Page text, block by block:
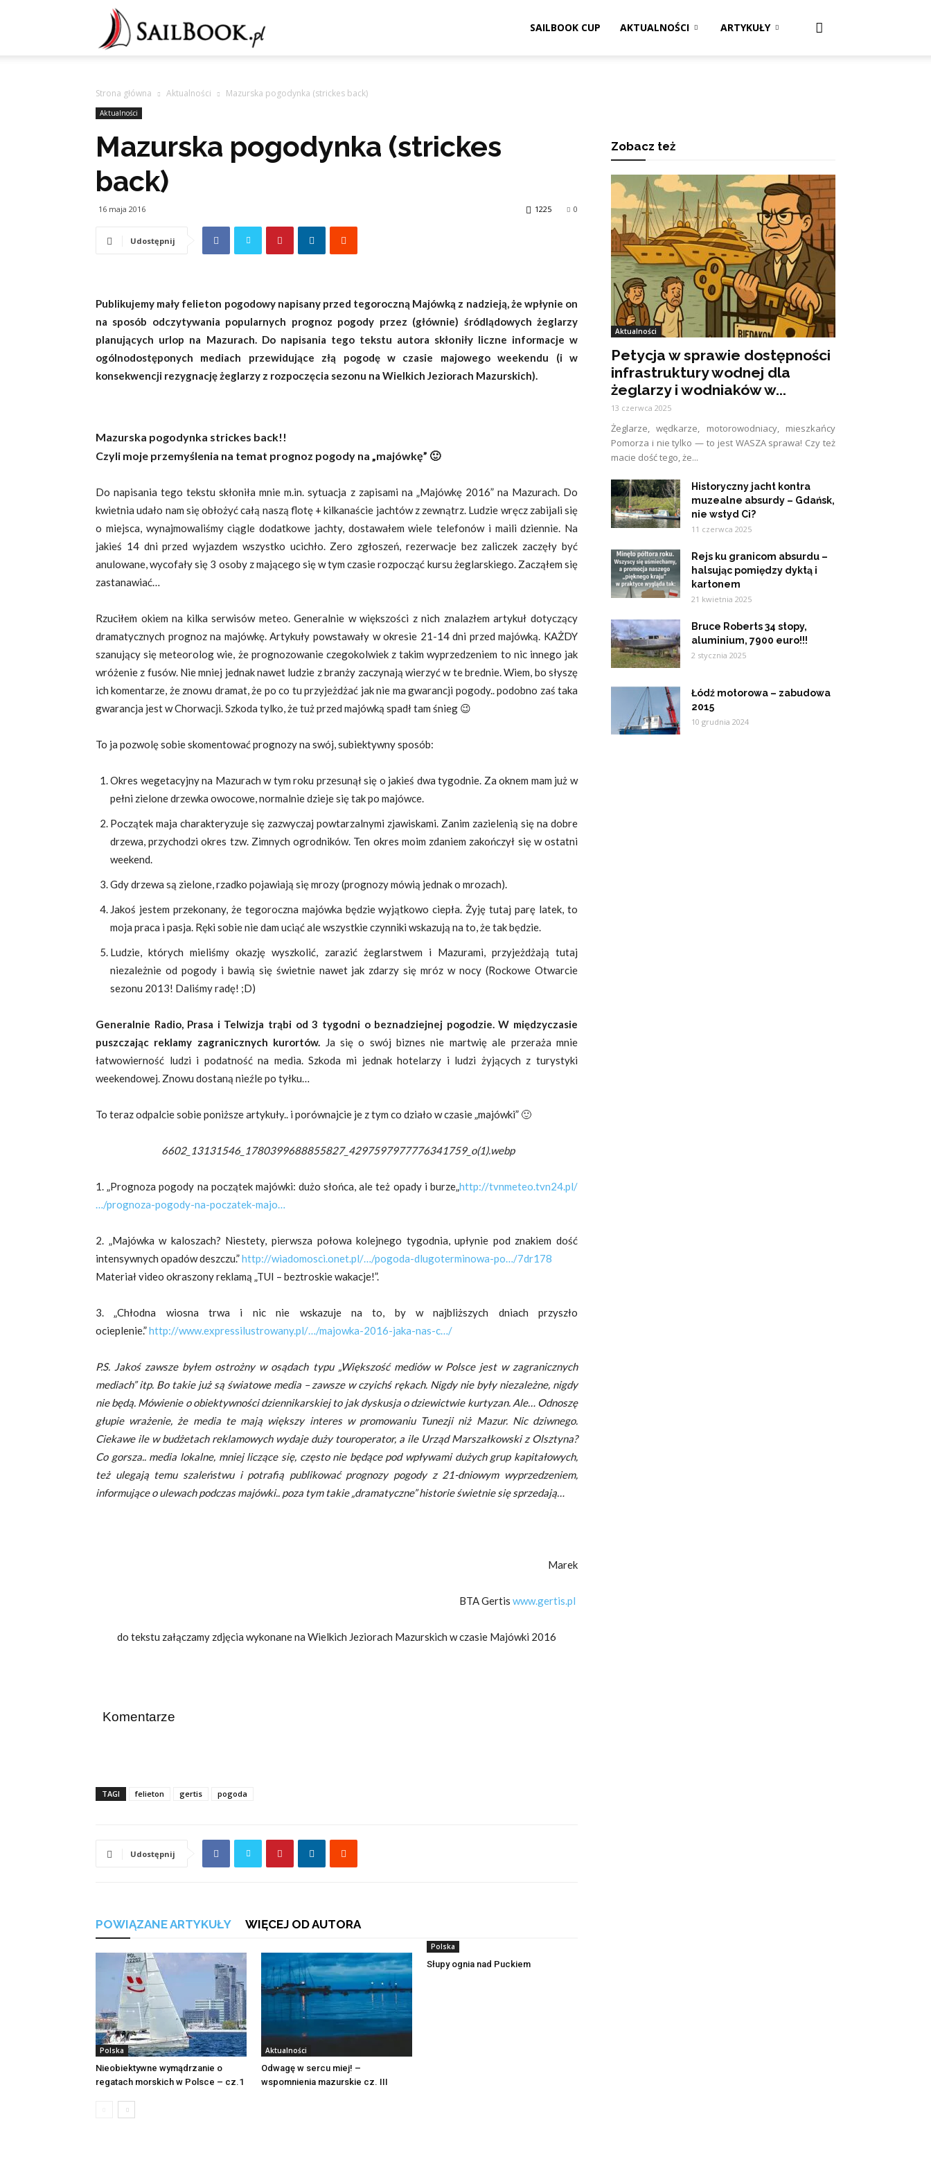
SAILBOOK CUP AKTUALNOŚCI ARTYKUŁY
Strona główna Aktualności Mazurska pogodynka (strickes back)
Aktualności
Mazurska pogodynka (strickes
back)
16 maja 2016 0
1225
Udostępnij
Publikujemy mały felieton pogodowy napisany przed tegoroczną Majówką z nadzieją, że wpłynie on
na sposób odczytywania popularnych prognoz pogody przez (głównie) śródlądowych żeglarzy
planujących urlop na Mazurach. Do napisania tego tekstu autora skłoniły liczne informacje w
ogólnodostęponych mediach przewidujące złą pogodę w czasie majowego weekendu (i w
konsekwencji rezygnację żeglarzy z rozpoczęcia sezonu na Wielkich Jeziorach Mazurskich).
Mazurska pogodynka strickes back!!
Czyli moje przemyślenia na temat prognoz pogody na „majówkę” 🙂
Do napisania tego tekstu skłoniła mnie m.in. sytuacja z zapisami na „Majówkę 2016” na Mazurach. Do
kwietnia udało nam się obłożyć całą naszą flotę + kilkanaście jachtów z zewnątrz. Ludzie wręcz zabijali się
o miejsca, wynajmowaliśmy ciągle dodatkowe jachty, dostawałem wiele telefonów i maili dziennie. Na
jakieś 14 dni przed wyjazdem wszystko ucichło. Zero zgłoszeń, rezerwacje bez zaliczek zaczęły być
anulowane, wycofały się 3 osoby z mającego się w tym czasie rozpocząć kursu żeglarskiego. Zacząłem się
zastanawiać…
Rzuciłem okiem na kilka serwisów meteo. Generalnie w większości z nich znalazłem artykuł dotyczący
dramatycznych prognoz na majówkę. Artykuły powstawały w okresie 21-14 dni przed majówką. KAŻDY
szanujący się meteorolog wie, że prognozowanie czegokolwiek z takim wyprzedzeniem to nic innego jak
wróżenie z fusów. Nie mniej jednak nawet ludzie z branży zaczynają wierzyć w te brednie. Wiem, bo słyszę
ich komentarze, że znowu dramat, że po co tu przyjeżdżać jak nie ma gwarancji pogody.. podobno zaś taka
gwarancja jest w Chorwacji. Szkoda tylko, że tuż przed majówką spadł tam śnieg 😉
To ja pozwolę sobie skomentować prognozy na swój, subiektywny sposób:
Okres wegetacyjny na Mazurach w tym roku przesunął się o jakieś dwa tygodnie. Za oknem mam już w
pełni zielone drzewka owocowe, normalnie dzieje się tak po majówce.
Początek maja charakteryzuje się zazwyczaj powtarzalnymi zjawiskami. Zanim zazielenią się na dobre
drzewa, przychodzi okres tzw. Zimnych ogrodników. Ten okres moim zdaniem zakończył się w ostatni
weekend.
Gdy drzewa są zielone, rzadko pojawiają się mrozy (prognozy mówią jednak o mrozach).
Jakoś jestem przekonany, że tegoroczna majówka będzie wyjątkowo ciepła. Żyję tutaj parę latek, to
moja praca i pasja. Ręki sobie nie dam uciąć ale wszystkie czynniki wskazują na to, że tak będzie.
Ludzie, których mieliśmy okazję wyszkolić, zarazić żeglarstwem i Mazurami, przyjeżdżają tutaj
niezależnie od pogody i bawią się świetnie nawet jak zdarzy się mróz w nocy (Rockowe Otwarcie
sezonu 2013! Daliśmy radę! ;D)
Generalnie Radio, Prasa i Telwizja trąbi od 3 tygodni o beznadziejnej pogodzie. W międzyczasie
puszczając reklamy zagranicznych kurortów. Ja się o swój biznes nie martwię ale przeraża mnie
łatwowierność ludzi i podatność na media. Szkoda mi jednak hotelarzy i ludzi żyjących z turystyki
weekendowej. Znowu dostaną nieźle po tyłku…
To teraz odpalcie sobie poniższe artykuły.. i porównajcie je z tym co działo w czasie „majówki” 🙂
6602_13131546_1780399688855827_4297597977776341759_o(1).webp
1. „Prognoza pogody na początek majówki: dużo słońca, ale też opady i burze„http://tvnmeteo.tvn24.pl/
…/prognoza-pogody-na-poczatek-majo…
2. „Majówka w kaloszach? Niestety, pierwsza połowa kolejnego tygodnia, upłynie pod znakiem dość
intensywnych opadów deszczu.”http://wiadomosci.onet.pl/…/pogoda-dlugoterminowa-po…/7dr178
Materiał video okraszony reklamą „TUI – beztroskie wakacje!”.
3. „Chłodna wiosna trwa i nic nie wskazuje na to, by w najbliższych dniach przyszło
ocieplenie.”http://www.expressilustrowany.pl/…/majowka-2016-jaka-nas-c…/
P.S. Jakoś zawsze byłem ostrożny w osądach typu „Większość mediów w Polsce jest w zagranicznych
mediach” itp. Bo takie już są światowe media – zawsze w czyichś rękach. Nigdy nie były niezależne, nigdy
nie będą. Mówienie o obiektywności dziennikarskiej to jak dyskusja o dziewictwie kurtyzan. Ale… Odnoszę
głupie wrażenie, że media te mają większy interes w promowaniu Tunezji niż Mazur. Nic dziwnego.
Ciekawe ile w budżetach reklamowych wydaje duży touroperator, a ile Urząd Marszałkowski z Olsztyna?
Co gorsza.. media lokalne, mniej liczące się, często nie będące pod wpływami dużych grup kapitałowych,
też ulegają temu szaleństwu i potrafią publikować prognozy pogody z 21-dniowym wyprzedzeniem,
informujące o ulewach podczas majówki.. poza tym takie „dramatyczne” historie świetnie się sprzedają…
Marek
BTA Gertis www.gertis.pl
do tekstu załączamy zdjęcia wykonane na Wielkich Jeziorach Mazurskich w czasie Majówki 2016
Komentarze
TAGI felieton gertis pogoda
Udostępnij
POWIĄZANE ARTYKUŁY WIĘCEJ OD AUTORA
Polska
Nieobiektywne wymądrzanie o
regatach morskich w Polsce – cz.1
Aktualności
Odwagę w sercu miej! –
wspomnienia mazurskie cz. III
Polska
Słupy ognia nad Puckiem
Zobacz też
Aktualności
Petycja w sprawie dostępności
infrastruktury wodnej dla
żeglarzy i wodniaków w...
13 czerwca 2025
Żeglarze, wędkarze, motorowodniacy, mieszkańcy
Pomorza i nie tylko — to jest WASZA sprawa! Czy też
macie dość tego, że...
Historyczny jacht kontra
muzealne absurdy – Gdańsk,
nie wstyd Ci?
11 czerwca 2025
Rejs ku granicom absurdu –
halsując pomiędzy dyktą i
kartonem
21 kwietnia 2025
Bruce Roberts 34 stopy,
aluminium, 7900 euro!!!
2 stycznia 2025
Łódź motorowa – zabudowa
2015
10 grudnia 2024